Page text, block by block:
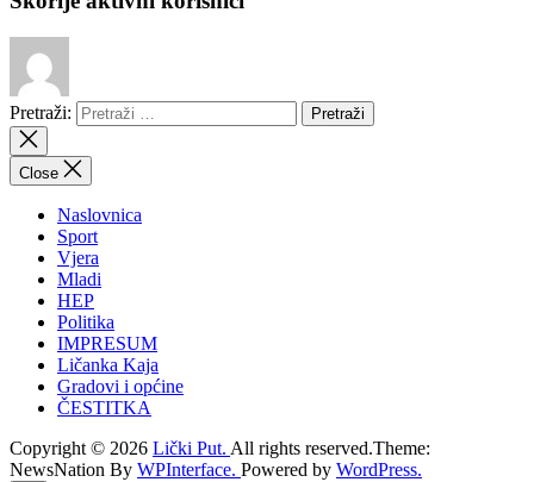
Pretraži:
Close
Naslovnica
Sport
Vjera
Mladi
HEP
Politika
IMPRESUM
Ličanka Kaja
Gradovi i općine
ČESTITKA
Copyright © 2026 Lički Put. All rights reserved.Theme:
NewsNation By WPInterface. Powered by WordPress.